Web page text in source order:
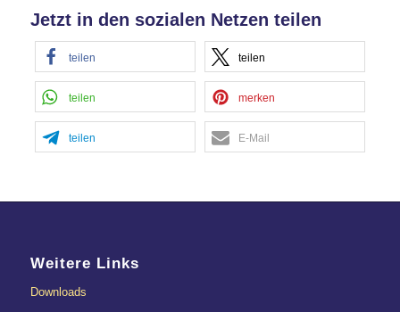
powered byUsercentrics Consent
Management Platform
Jetzt in den sozialen Netzen teilen
teilen teilen
teilen merken
teilen E-Mail
Weitere Links
Downloads